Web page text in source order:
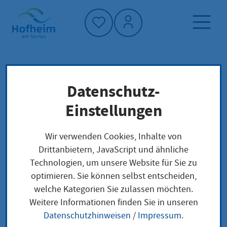
Startseite"
Klimaschutz und Umwelt
Mitmachen und Gestalten
Mitmachen und
Gestalten
Projekte, Aktionen und
Engagement in Hofheim
Datenschutz-
Einstellungen
Wir verwenden Cookies, Inhalte von
Drittanbietern, JavaScript und ähnliche
Technologien, um unsere Website für Sie zu
optimieren. Sie können selbst entscheiden,
welche Kategorien Sie zulassen möchten.
Weitere Informationen finden Sie in unseren
Datenschutzhinweisen / Impressum.